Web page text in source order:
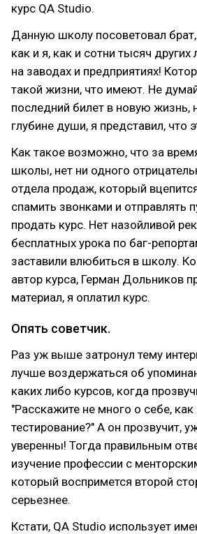
курс QA Studio.
Данную школу посоветовал
как и я, как и сотни тысяч
на заводах и предприятиях!
такой жизни, что имеют. Не
последний билет в новую жизнь,
глубине души, я представил, что
Как такое возможно, что за
школы, нет ни одного
отдела продаж, который
спамить звонками и отправлять
продать курс. Нет назойливой
бесплатных урока по баг-
заставили влюбиться в школу.
автор курса, Герман Дольников
материал, я оплатил курс.
Опять советчик.
Раз уж выше затронул тему
лучше воздержаться об
каких либо курсов, когда
"Расскажите не много о себе,
тестирование?" А он прозвучит,
уверенны! Тогда правильным
изучение профессии с
который воспримется второй
серьезнее.
Кстати, QA Studio использует